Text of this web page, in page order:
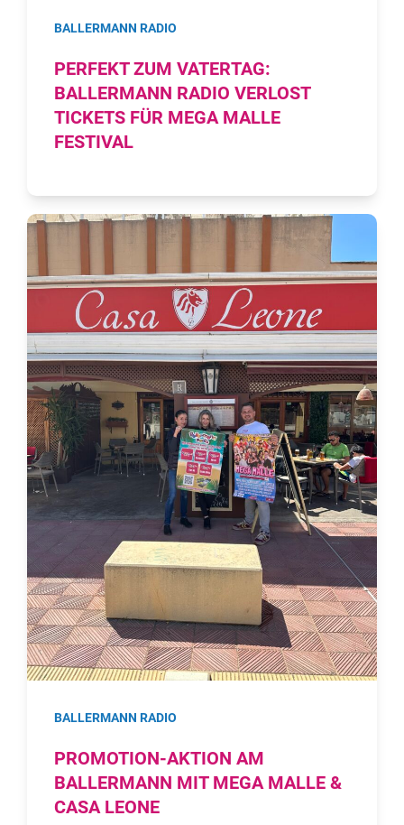
BALLERMANN RADIO
PERFEKT ZUM VATERTAG:
BALLERMANN RADIO VERLOST
TICKETS FÜR MEGA MALLE
FESTIVAL
BALLERMANN RADIO
PROMOTION-AKTION AM
BALLERMANN MIT MEGA MALLE &
CASA LEONE